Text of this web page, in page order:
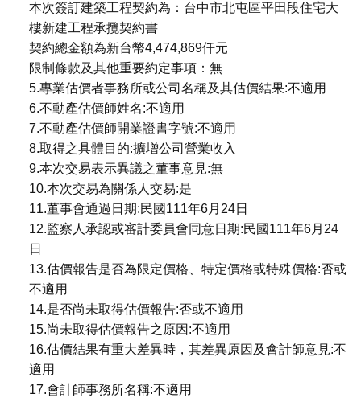
本次簽訂建築工程契約為：台中市北屯區平田段住宅大
樓新建工程承攬契約書
契約總金額為新台幣4,474,869仟元
限制條款及其他重要約定事項：無
5.專業估價者事務所或公司名稱及其估價結果:不適用
6.不動產估價師姓名:不適用
7.不動產估價師開業證書字號:不適用
8.取得之具體目的:擴增公司營業收入
9.本次交易表示異議之董事意見:無
10.本次交易為關係人交易:是
11.董事會通過日期:民國111年6月24日
12.監察人承認或審計委員會同意日期:民國111年6月24
日
13.估價報告是否為限定價格、特定價格或特殊價格:否或
不適用
14.是否尚未取得估價報告:否或不適用
15.尚未取得估價報告之原因:不適用
16.估價結果有重大差異時，其差異原因及會計師意見:不
適用
17.會計師事務所名稱:不適用